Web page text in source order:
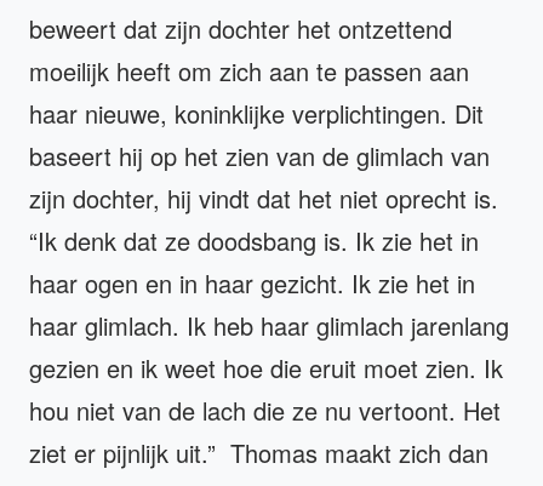
beweert dat zijn dochter het ontzettend
moeilijk heeft om zich aan te passen aan
haar nieuwe, koninklijke verplichtingen. Dit
baseert hij op het zien van de glimlach van
zijn dochter, hij vindt dat het niet oprecht is.
“Ik denk dat ze doodsbang is. Ik zie het in
haar ogen en in haar gezicht. Ik zie het in
haar glimlach. Ik heb haar glimlach jarenlang
gezien en ik weet hoe die eruit moet zien. Ik
hou niet van de lach die ze nu vertoont. Het
ziet er pijnlijk uit.” Thomas maakt zich dan